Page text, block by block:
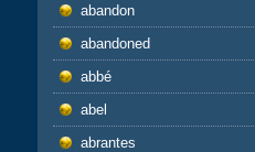
abandon
abandoned
abbé
abel
abrantes